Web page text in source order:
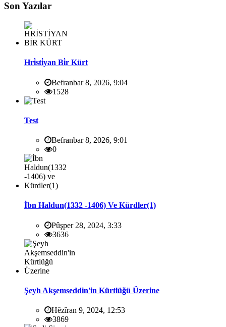
Son Yazılar
Hri̇sti̇yan Bi̇r Kürt
Befranbar 8, 2026, 9:04
1528
Test
Befranbar 8, 2026, 9:01
0
İbn Haldun(1332 -1406) Ve Kürdler(1)
Pûşper 28, 2024, 3:33
3636
Şeyh Akşemseddin'in Kürtlüğü Üzerine
Hêzîran 9, 2024, 12:53
3869